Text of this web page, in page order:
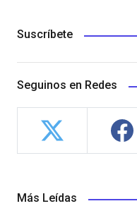
Suscríbete
Seguinos en Redes
Más Leídas